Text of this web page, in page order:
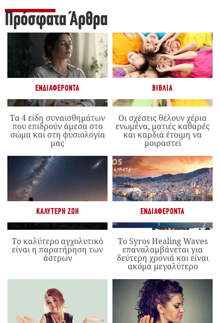
Πρόσφατα Άρθρα
ΕΝΔΙΑΦΈΡΟΝΤΑ
Τα 4 είδη συναισθημάτων
που επιδρούν άμεσα στο
σώμα και στη φυσιολογία
μας
ΒΙΒΛΊΑ
Οι σχέσεις θέλουν χέρια
ενωμένα, ματιές καθαρές
και καρδιά έτοιμη να
μοιραστεί
ΚΑΛΎΤΕΡΗ ΖΩΉ
Το καλύτερο αγχολυτικό
είναι η παρατήρηση των
άστρων
ΕΝΔΙΑΦΈΡΟΝΤΑ
Το Syros Healing Waves
επαναλαμβάνεται για
δεύτερη χρονιά και είναι
ακόμα μεγαλύτερο